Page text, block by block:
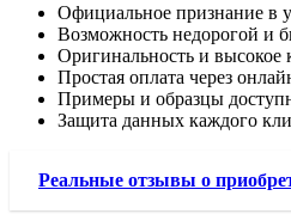
Официальное признание в
Возможность недорогой и
Оригинальность и высокое
Простая оплата через
Примеры и образцы
Защита данных каждого
Реальные отзывы о